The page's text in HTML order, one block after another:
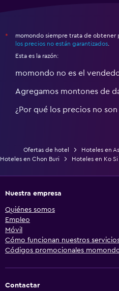
*
momondo siempre trata de obtener
los precios no están garantizados
Esta es la razón:
momondo no es el
Agregamos montones de
¿Por qué los precios no son
Ofertas de hotel Hoteles en
Hoteles en Chon Buri
Hoteles en Ko
Nuestra empresa
Quiénes somos
Empleo
Móvil
Cómo funcionan nuestros
Códigos promocionales
Contactar